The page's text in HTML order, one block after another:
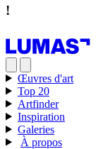
!
Œuvres d'art
Top 20
Artfinder
Inspiration
Galeries
À propos